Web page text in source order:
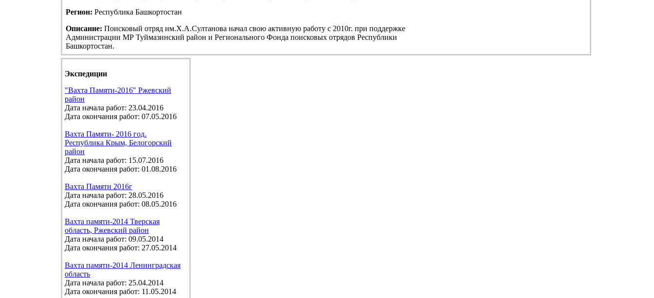
Регион: Республика Башкортостан
Описание: Поисковый отряд им.Х.А.Султанова начал свою активную работу с 2010г. при поддержке
Администрации МР Туймазинский район и Регионального Фонда поисковых отрядов Республики
Башкортостан.
Экспедиции
"Вахта Памяти-2016" Ржевский
район
Дата начала работ: 23.04.2016
Дата окончания работ: 07.05.2016
Вахта Памяти- 2016 год.
Республика Крым, Белогорский
район
Дата начала работ: 15.07.2016
Дата окончания работ: 01.08.2016
Вахта Памяти 2016г
Дата начала работ: 28.05.2016
Дата окончания работ: 08.05.2016
Вахта памяти-2014 Тверская
область, Ржевский район
Дата начала работ: 09.05.2014
Дата окончания работ: 27.05.2014
Вахта памяти-2014 Ленинградская
область
Дата начала работ: 25.04.2014
Дата окончания работ: 11.05.2014